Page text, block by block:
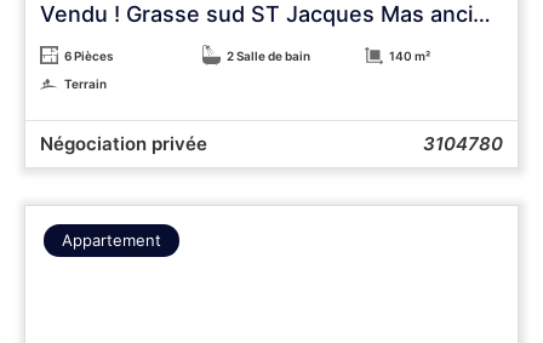
Vendu ! Grasse sud ST Jacques Mas ancien au calme
6 Pièces 2 Salle de bain
140 m²
Terrain
Négociation privée 3104780
Appartement